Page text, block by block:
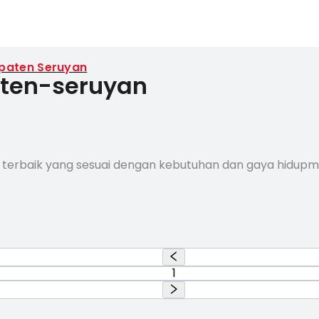
Seruyan
seruyan
yang sesuai dengan kebutuhan dan gaya
1